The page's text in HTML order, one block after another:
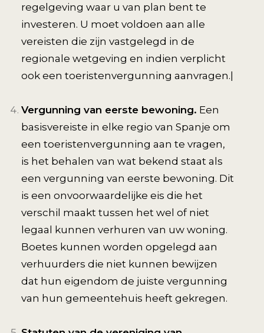
regelgeving waar u van plan bent te
investeren. U moet voldoen aan alle
vereisten die zijn vastgelegd in de
regionale wetgeving en indien verplicht
ook een toeristenvergunning aanvragen.|
Vergunning van eerste bewoning. Een
basisvereiste in elke regio van Spanje om
een toeristenvergunning aan te vragen,
is het behalen van wat bekend staat als
een vergunning van eerste bewoning. Dit
is een onvoorwaardelijke eis die het
verschil maakt tussen het wel of niet
legaal kunnen verhuren van uw woning.
Boetes kunnen worden opgelegd aan
verhuurders die niet kunnen bewijzen
dat hun eigendom de juiste vergunning
van hun gemeentehuis heeft gekregen.